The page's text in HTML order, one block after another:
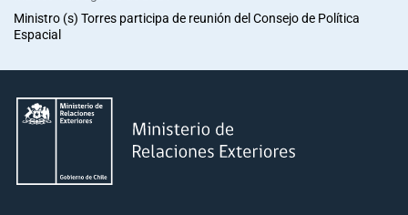
Ministro (s) Torres participa de reunión del Consejo de Política
Espacial